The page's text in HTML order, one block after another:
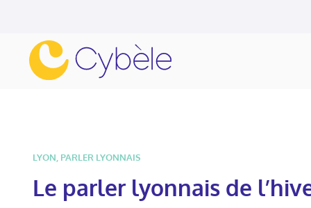
LYON PARLER LYONNAIS
Le parler lyonnais de